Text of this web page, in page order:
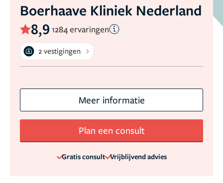
Boerhaave Kliniek Nederland
8,9 1284 ervaringen
2 vestigingen
Meer informatie
Plan een consult
Gratis consult Vrijblijvend advies